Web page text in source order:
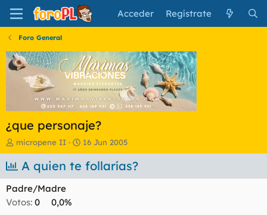
Acceder Regístrate
Foro General
¿que personaje?
I
n
i
c
d
micropene II
F
e
c
16 Jun 2005
A quien te follarías?
Padre/Madre
Votos: 0
0,0%